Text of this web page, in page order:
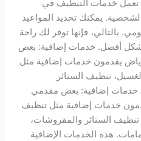
خدمات التنظيف في
يمكنك تحديد المواعيد
بالتالي، فإنها توفر لك راحة
أفضل. خدمات إضافية: بعض
يقدمون خدمات إضافية مثل
تنظيف الستائر
خدمات إضافية: بعض مقدمي
خدمات إضافية مثل تنظيف
الستائر والمفروشات،
هذه الخدمات الإضافية